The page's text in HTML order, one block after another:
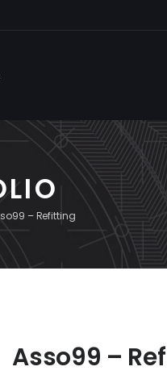
– Refitting
Asso99 –